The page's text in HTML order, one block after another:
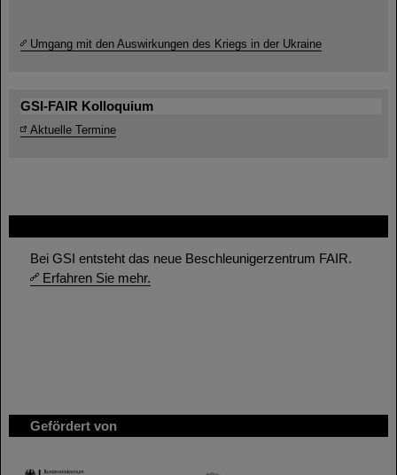
Bei GSI entsteht das neue Beschleunigerzentrum FAIR.
Erfahren Sie mehr.
Gefördert von
HMWK
Umgang mit den Auswirkungen des Kriegs in der Ukraine
GSI-FAIR Kolloquium
Aktuelle Termine